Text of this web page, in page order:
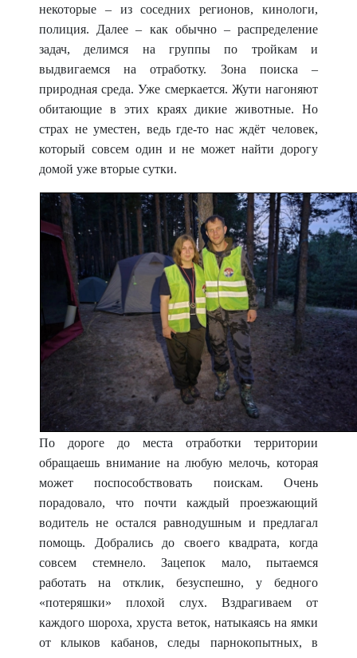
некоторые – из соседних регионов, кинологи,
полиция. Далее – как обычно – распределение
задач, делимся на группы по тройкам и
выдвигаемся на отработку. Зона поиска –
природная среда. Уже смеркается. Жути нагоняют
обитающие в этих краях дикие животные. Но
страх не уместен, ведь где-то нас ждёт человек,
который совсем один и не может найти дорогу
домой уже вторые сутки.
По дороге до места отработки территории
обращаешь внимание на любую мелочь, которая
может поспособствовать поискам. Очень
порадовало, что почти каждый проезжающий
водитель не остался равнодушным и предлагал
помощь. Добрались до своего квадрата, когда
совсем стемнело. Зацепок мало, пытаемся
работать на отклик, безуспешно, у бедного
«потеряшки» плохой слух. Вздрагиваем от
каждого шороха, хруста веток, натыкаясь на ямки
от клыков кабанов, следы парнокопытных, в